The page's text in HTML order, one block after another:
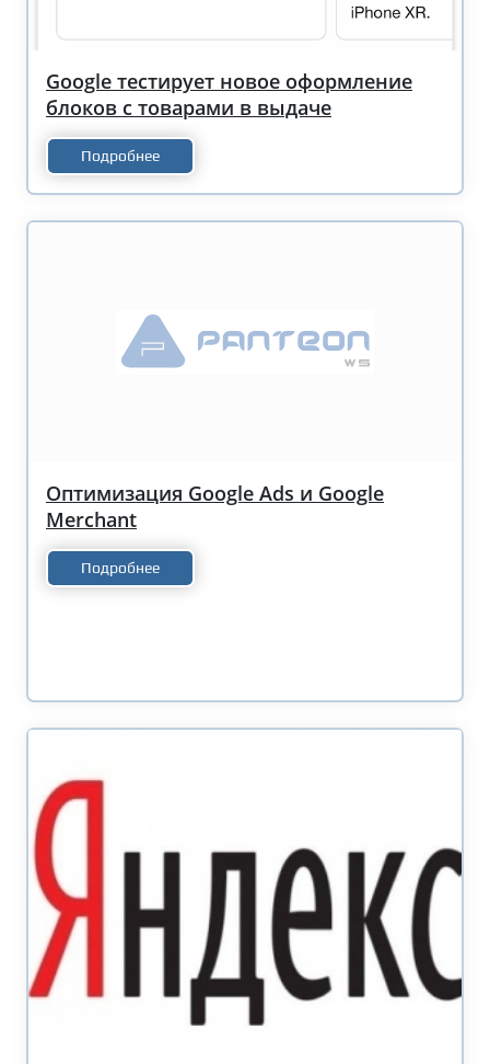
Google тестирует новое оформление
блоков с товарами в выдаче
Подробнее
Оптимизация Google Ads и Google
Merchant
Подробнее